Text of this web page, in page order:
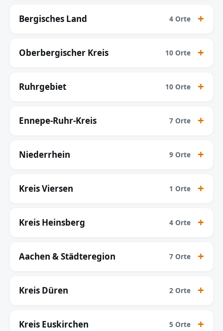
Bergisches Land 4 Orte
Oberbergischer Kreis 10 Orte
Ruhrgebiet 10 Orte
Ennepe-Ruhr-Kreis 7 Orte
Niederrhein 9 Orte
Kreis Viersen 1 Orte
Kreis Heinsberg 4 Orte
Aachen & Städteregion 7 Orte
Kreis Düren 2 Orte
Kreis Euskirchen 5 Orte